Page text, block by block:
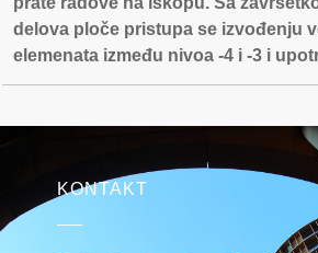
delova ploče pristupa se izvođenju
elemenata između nivoa -4 i -3 i
KONTAKT